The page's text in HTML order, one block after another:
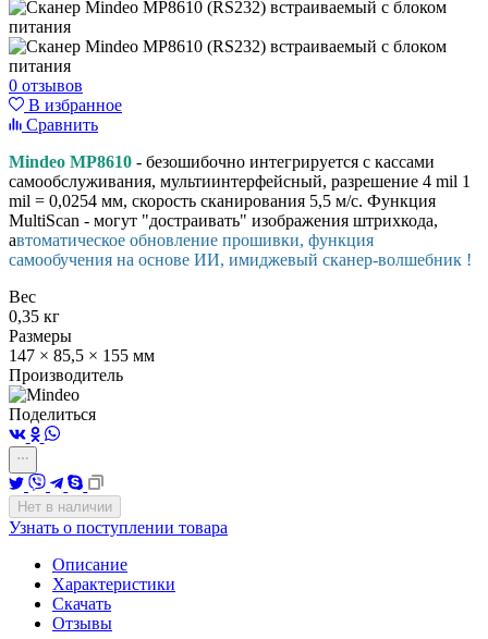
0 отзывов
В избранное
Сравнить
Mindeo MP8610 - безошибочно интегрируется c кассами
самообслуживания, мультиинтерфейсный, разрешение 4 mil 1
mil = 0,0254 мм, скорость сканирования 5,5 м/c. Функция
MultiScan - могут "достраивать" изображения штрихкода,
автоматическое обновление прошивки, функция
самообучения на основе ИИ, имиджевый сканер-волшебник !
Вес
0,35 кг
Размеры
147 × 85,5 × 155 мм
Производитель
Поделиться
Нет в наличии
Узнать о поступлении товара
Описание
Характеристики
Скачать
Отзывы